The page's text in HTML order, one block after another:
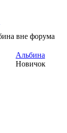
Альбина
Новичок